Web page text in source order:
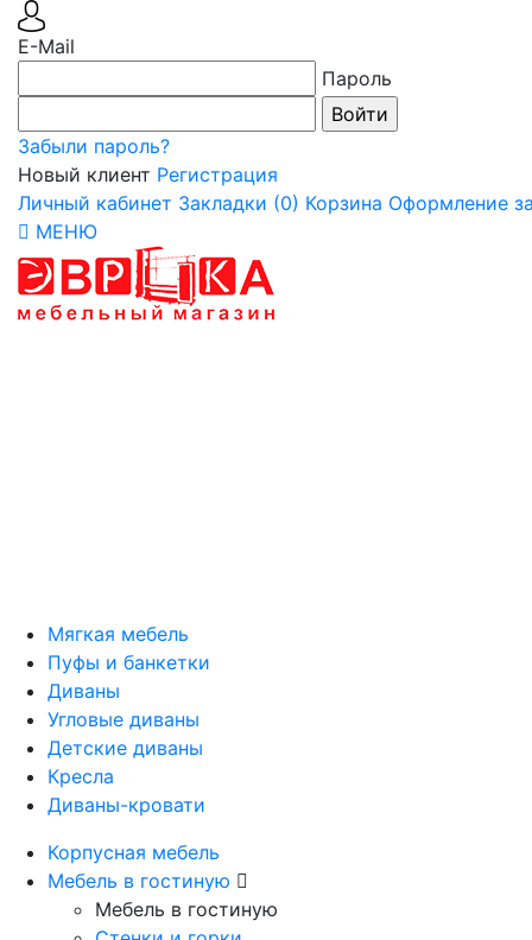
E-Mail
Пароль
Забыли пароль?
Новый клиент Регистрация
Личный кабинет Закладки (0) Корзина Оформление
МЕНЮ
Мягкая мебель
Пуфы и банкетки
Диваны
Угловые диваны
Детские диваны
Кресла
Диваны-кровати
Корпусная мебель
Мебель в гостиную
Мебель в гостиную